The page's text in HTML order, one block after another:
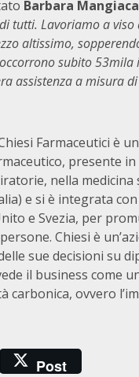
Barbara
tutti. Lavoriamo a
altissimo,
subito
assistenza a misura di
Farmaceutici è
presente in
nella medicina
e si è integrata
e Svezia, per
Chiesi è
sue decisioni su
il business come
ovvero
Post